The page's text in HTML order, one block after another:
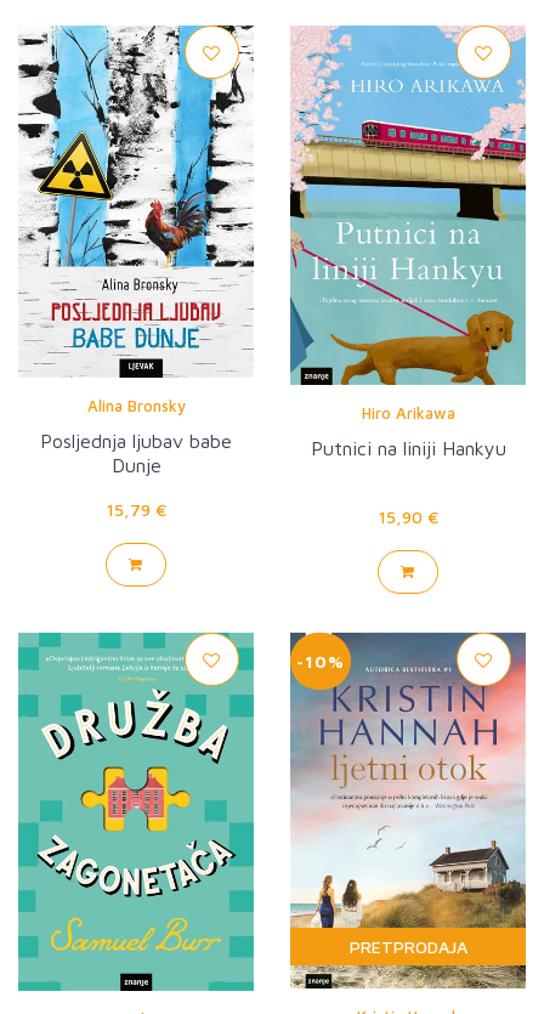
Alina Bronsky
Posljednja ljubav babe
Dunje
15,79 €
Hiro Arikawa
Putnici na liniji Hankyu
15,90 €
-10%
PRETPRODAJA